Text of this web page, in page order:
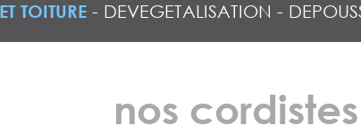
TOITURE- DEVEGETALISATION -
nos